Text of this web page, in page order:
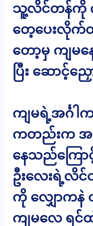
သူ့လိင်တန်ကို က
တေ့ပေးလိုက်
တော့မှ ကျမ
ပြီး ဆောင့်ညှ
ကျမရဲ့အင်္ဂါ
ကတည်းက အရ
နေသည်ကြော
ဦးလေးရဲ့လိ
ကို လျှောကနဲ
ကျမလေ ရ